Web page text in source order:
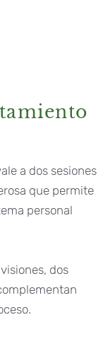
a dos sesiones
que permite
personal
dos